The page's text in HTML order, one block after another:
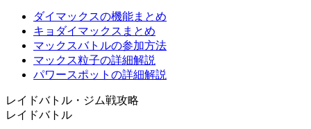
ダイマックスの機能まとめ
キョダイマックスまとめ
マックスバトルの参加方法
マックス粒子の詳細解説
パワースポットの詳細解説
レイドバトル・ジム戦攻略
レイドバトル